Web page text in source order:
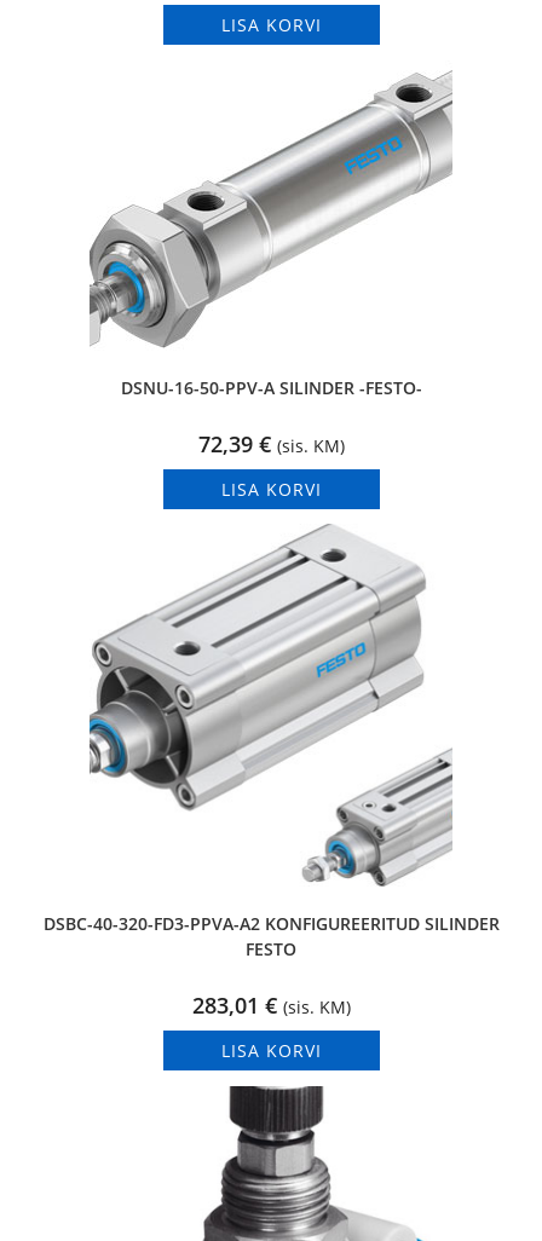
LISA KORVI
DSNU-16-50-PPV-A SILINDER -FESTO-
72,39 € (sis. KM)
LISA KORVI
DSBC-40-320-FD3-PPVA-A2 KONFIGUREERITUD SILINDER
FESTO
283,01 € (sis. KM)
LISA KORVI